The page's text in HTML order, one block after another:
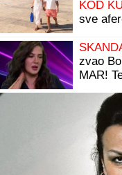
KOD
sve
zvao
MAR!